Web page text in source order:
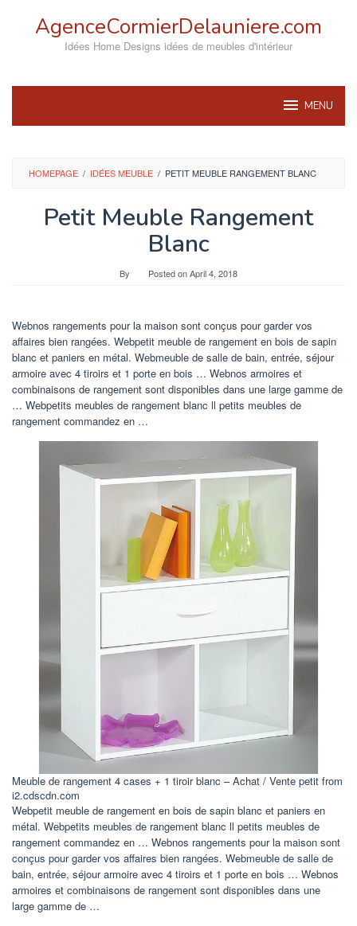
AgenceCormierDelauniere.com
Idées Home Designs idées de meubles d'intérieur
MENU
HOMEPAGE / IDÉES MEUBLE / PETIT MEUBLE RANGEMENT BLANC
Petit Meuble Rangement
Blanc
By Posted onApril 4, 2018
Webnos rangements pour la maison sont conçus pour garder vos
affaires bien rangées. Webpetit meuble de rangement en bois de sapin
blanc et paniers en métal. Webmeuble de salle de bain, entrée, séjour
armoire avec 4 tiroirs et 1 porte en bois … Webnos armoires et
combinaisons de rangement sont disponibles dans une large gamme de
… Webpetits meubles de rangement blanc ll petits meubles de
rangement commandez en …
Meuble de rangement 4 cases + 1 tiroir blanc – Achat / Vente petit from
i2.cdscdn.com
Webpetit meuble de rangement en bois de sapin blanc et paniers en
métal. Webpetits meubles de rangement blanc ll petits meubles de
rangement commandez en … Webnos rangements pour la maison sont
conçus pour garder vos affaires bien rangées. Webmeuble de salle de
bain, entrée, séjour armoire avec 4 tiroirs et 1 porte en bois … Webnos
armoires et combinaisons de rangement sont disponibles dans une
large gamme de …